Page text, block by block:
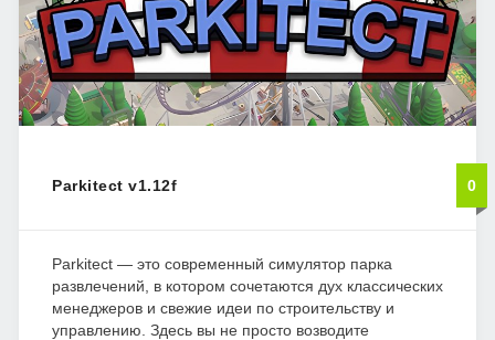
Parkitect v1.12f 0
Parkitect — это современный симулятор парка
развлечений, в котором сочетаются дух классических
менеджеров и свежие идеи по строительству и
управлению. Здесь вы не просто возводите